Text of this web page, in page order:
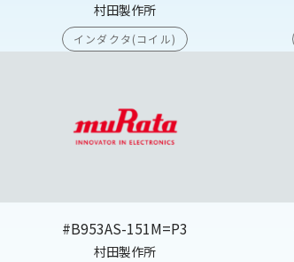
村田製作所
インダクタ(コイル)
#B953AS-151M=P3
村田製作所